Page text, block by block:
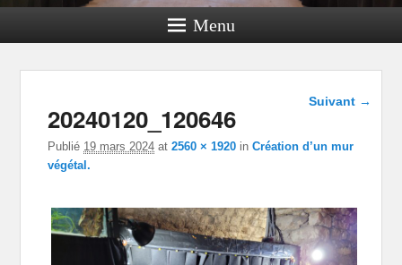
Menu
Navigation
Suivant →
20240120_120646
Publié 19 mars 2024 at2560 × 1920 inCréation d’un mur
végétal.